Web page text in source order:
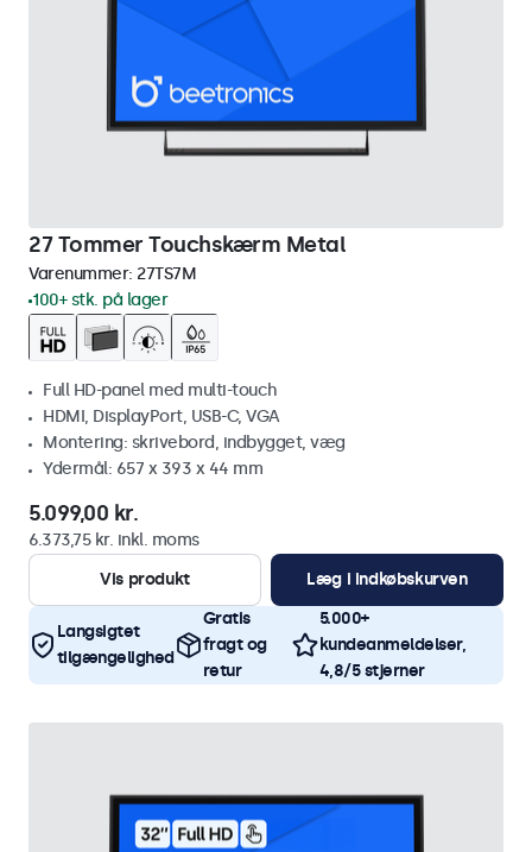
27 Tommer Touchskærm Metal
Varenummer: 27TS7M
100+ stk. på lager
Full HD-panel med multi-touch
HDMI, DisplayPort, USB-C, VGA
Montering: skrivebord, indbygget, væg
Ydermål: 657 x 393 x 44 mm
5.099,00 kr.
6.373,75 kr. inkl. moms
Vis produkt
Læg i indkøbskurven
Langsigtet
tilgængelighed
Gratis
fragt og
retur
5.000+
kundeanmeldelser,
4,8/5 stjerner